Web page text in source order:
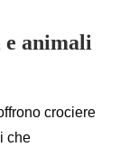
e animali
crociere
che